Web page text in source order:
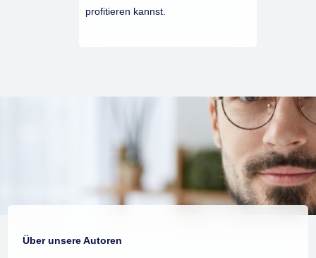
profitieren kannst.
Über unsere Autoren